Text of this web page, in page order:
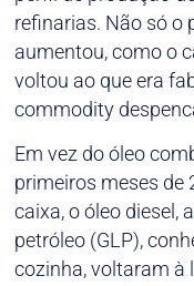
refinarias. Não só o
aumentou, como o
voltou ao que era
commodity
Em vez do óleo
primeiros meses de
caixa, o óleo diesel,
petróleo (GLP),
cozinha, voltaram à